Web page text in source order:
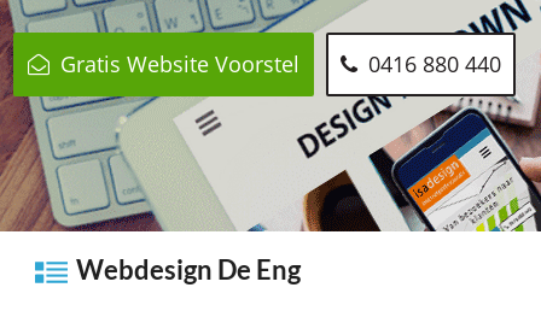
Gratis Website Voorstel 0416 880 440
Webdesign De Eng